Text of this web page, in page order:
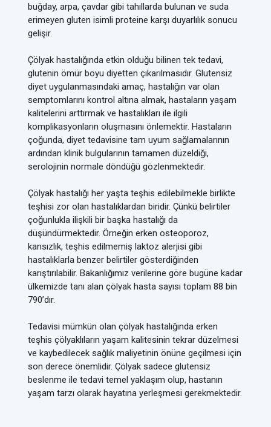
buğday, arpa, çavdar gibi tahıllarda bulunan ve suda
erimeyen gluten isimli proteine karşı duyarlılık sonucu
gelişir.
Çölyak hastalığında etkin olduğu bilinen tek tedavi,
glutenin ömür boyu diyetten çıkarılmasıdır. Glutensiz
diyet uygulanmasındaki amaç, hastalığın var olan
semptomlarını kontrol altına almak, hastaların yaşam
kalitelerini arttırmak ve hastalıkları ile ilgili
komplikasyonların oluşmasını önlemektir. Hastaların
çoğunda, diyet tedavisine tam uyum sağlamalarının
ardından klinik bulgularının tamamen düzeldiği,
serolojinin normale döndüğü gözlenmektedir.
Çölyak hastalığı her yaşta teşhis edilebilmekle birlikte
teşhisi zor olan hastalıklardan biridir. Çünkü belirtiler
çoğunlukla ilişkili bir başka hastalığı da
düşündürmektedir. Örneğin erken osteoporoz,
kansızlık, teşhis edilmemiş laktoz alerjisi gibi
hastalıklarla benzer belirtiler gösterdiğinden
karıştırılabilir. Bakanlığımız verilerine göre bugüne kadar
ülkemizde tanı alan çölyak hasta sayısı toplam 88 bin
790’dır.
Tedavisi mümkün olan çölyak hastalığında erken
teşhis çölyaklıların yaşam kalitesinin tekrar düzelmesi
ve kaybedilecek sağlık maliyetinin önüne geçilmesi için
son derece önemlidir. Çölyak sadece glutensiz
beslenme ile tedavi temel yaklaşım olup, hastanın
yaşam tarzı olarak hayatına yerleşmesi gerekmektedir.